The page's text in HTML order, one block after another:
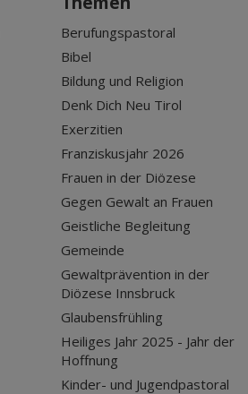
Berufungspastoral
Bibel
Bildung und Religion
Denk Dich Neu Tirol
Exerzitien
Franziskusjahr 2026
Frauen in der Diözese
Gegen Gewalt an Frauen
Geistliche Begleitung
Gemeinde
Gewaltprävention in der
Diözese Innsbruck
Glaubensfrühling
Heiliges Jahr 2025 - Jahr der
Hoffnung
Kinder- und Jugendpastoral